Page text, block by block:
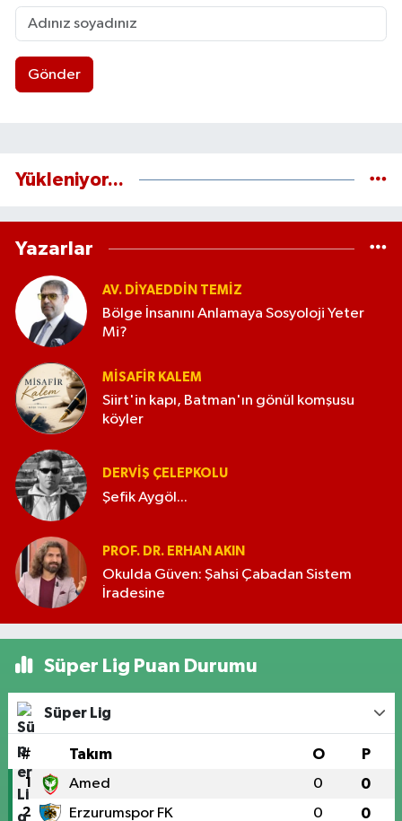
Gönder
Yükleniyor...
Yazarlar
AV. DIYAEDDIN TEMIZ
Bölge İnsanını Anlamaya Sosyoloji Yeter
Mi?
MISAFIR KALEM
Siirt'in kapı, Batman'ın gönül komşusu
köyler
DERVIŞ ÇELEPKOLU
Şefik Aygöl...
PROF. DR. ERHAN AKIN
Okulda Güven: Şahsi Çabadan Sistem
İradesine
Süper Lig Puan Durumu
Süper Lig
# Takım O P
1 Amed 0 0
2 Erzurumspor FK 0 0